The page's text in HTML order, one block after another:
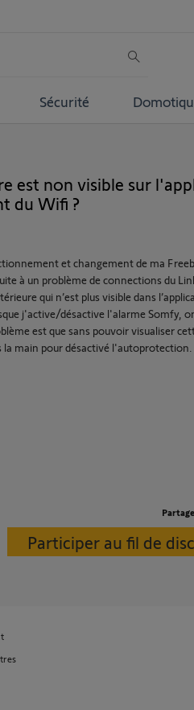
Sécurité
est non visible sur
du Wifi ?
et changement de ma
à un problème de connections du
qui n’est plus visible dans
j'active/désactive l'alarme Somfy,
est que sans pouvoir visualiser
main pour désactivé l'autoprotection.
Participer au fil de